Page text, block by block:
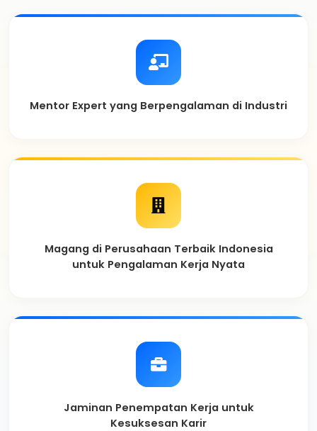
Mentor Expert yang Berpengalaman di Industri
Magang di Perusahaan Terbaik Indonesia
untuk Pengalaman Kerja Nyata
Jaminan Penempatan Kerja untuk
Kesuksesan Karir